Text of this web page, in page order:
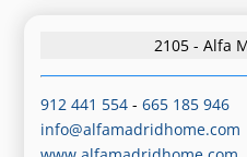
2105 - Alfa
912 441 554 -665 185 946
info@alfamadridhome.com